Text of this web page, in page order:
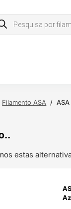
Filamento ASA / ASA
estas